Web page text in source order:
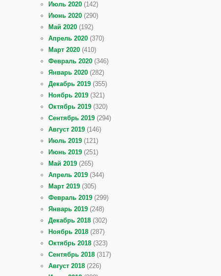
Июль 2020 (142)
Июнь 2020 (290)
Май 2020 (192)
Апрель 2020 (370)
Март 2020 (410)
Февраль 2020 (346)
Январь 2020 (282)
Декабрь 2019 (355)
Ноябрь 2019 (321)
Октябрь 2019 (320)
Сентябрь 2019 (294)
Август 2019 (146)
Июль 2019 (121)
Июнь 2019 (251)
Май 2019 (265)
Апрель 2019 (344)
Март 2019 (305)
Февраль 2019 (299)
Январь 2019 (248)
Декабрь 2018 (302)
Ноябрь 2018 (287)
Октябрь 2018 (323)
Сентябрь 2018 (317)
Август 2018 (226)